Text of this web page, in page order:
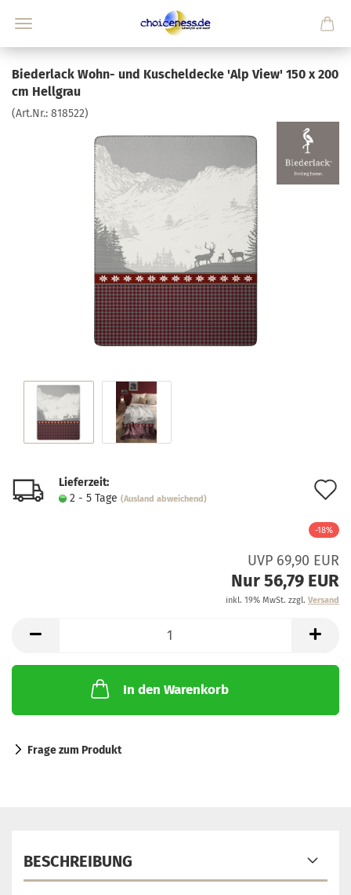
Biederlack Wohn- und Kuscheldecke 'Alp View' 150 x 200
cm Hellgrau
(Art.Nr.: 818522)
Lieferzeit:
2 - 5 Tage (Ausland abweichend)
-18%
UVP 69,90 EUR
Nur 56,79 EUR
inkl. 19% MwSt. zzgl. Versand
In den Warenkorb
Frage zum Produkt
BESCHREIBUNG